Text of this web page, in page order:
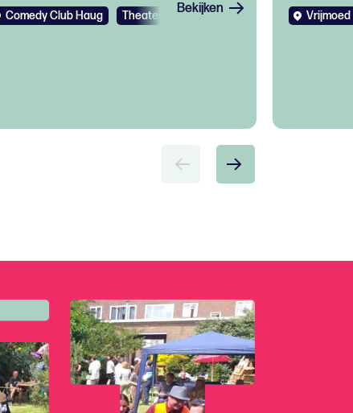
Comedy Club Haug Theater Bekijken Vrijmoed